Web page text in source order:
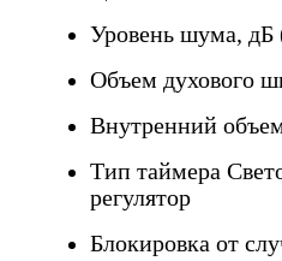
Уровень шума, дБ
Объем духового
Внутренний
Тип таймера
регулятор
Блокировка от